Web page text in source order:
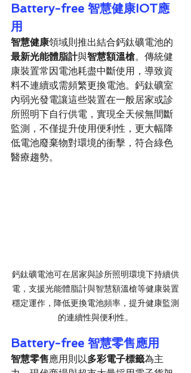
Battery-free 智慧健康IOT應
用
智慧健康領域則推出結合鈣鈦礦電池的
最新光能體脂計與智慧額溫槍。傳統健
康裝置常因電池耗盡中斷使用，導致資
料不連續或需頻繁更換電池。鈣鈦礦室
內弱光發電讓這些裝置在一般居家或診
所照明下自行供電，實現全天候無間斷
監測，不僅提升使用便利性，更大幅降
低電池廢棄物對環境的衝擊，符合綠色
醫療趨勢。
鈣鈦礦電池可在居家與診所照明環境下持續供
電，支援光能體脂計與智慧額溫槍等健康裝置
穩定運作，降低更換電池頻率，提升健康監測
的連續性與便利性。
Battery-free 智慧零售應用
智慧零售應用則以多彩電子標籤為主